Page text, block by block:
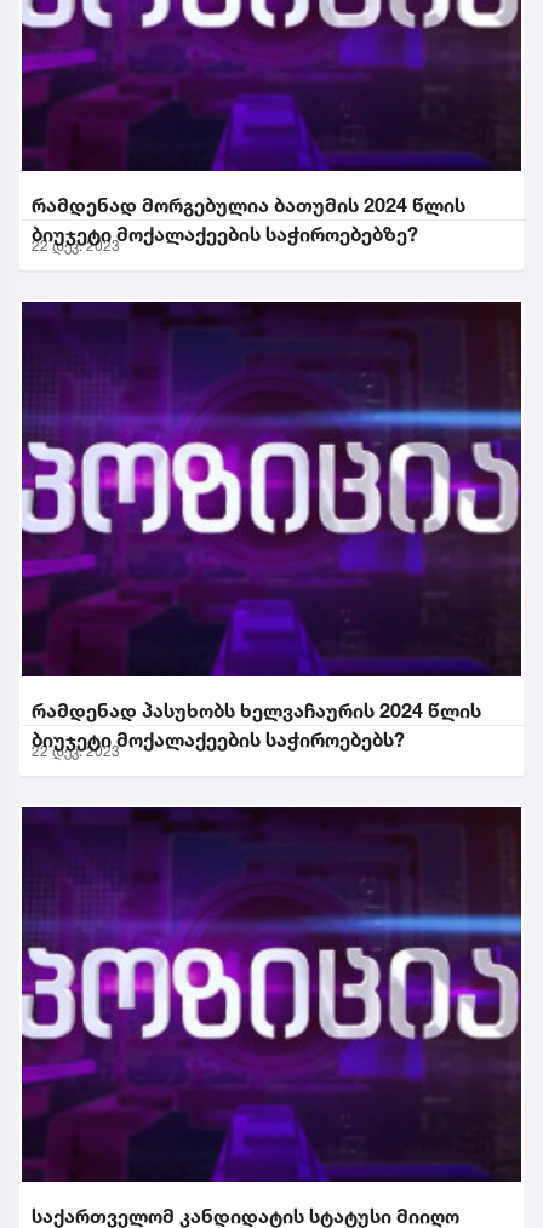
რამდენად მორგებულია ბათუმის 2024 წლის
ბიუჯეტი მოქალაქეების საჭიროებებზე?
22 დეკ. 2023
რამდენად პასუხობს ხელვაჩაურის 2024 წლის
ბიუჯეტი მოქალაქეების საჭიროებებს?
22 დეკ. 2023
საქართველომ კანდიდატის სტატუსი მიიღო